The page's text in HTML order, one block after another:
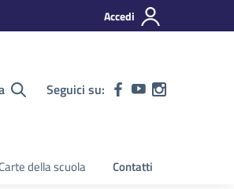
Accedi
Seguici su:
Carte della scuola Contatti